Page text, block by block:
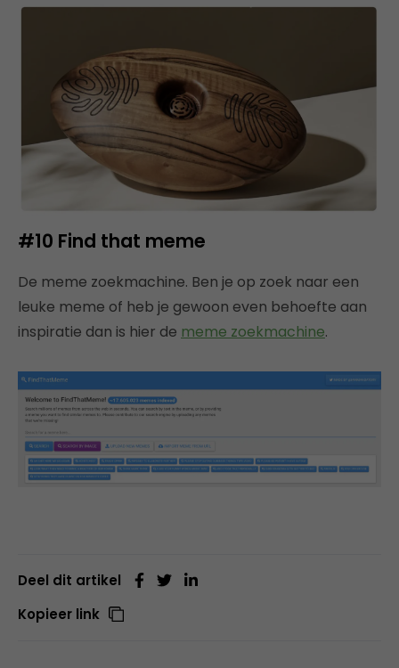
#10 Find that meme
De meme zoekmachine. Ben je op zoek naar een
leuke meme of heb je gewoon even behoefte aan
inspiratie dan is hier de meme zoekmachine.
Deel dit artikel
Kopieer link